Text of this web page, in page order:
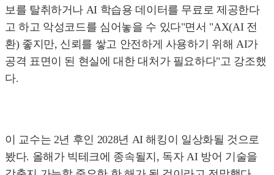
보를 탈취하거나 AI 학습용 데이터를 무료로 제공한다
고 하고 악성코드를 심어놓을 수 있다"면서 "AX(AI 전
환) 좋지만, 신뢰를 쌓고 안전하게 사용하기 위해 AI가
공격 표면이 된 현실에 대한 대처가 필요하다"고 강조했
다.
이 교수는 2년 후인 2028년 AI 해킹이 일상화될 것으로
봤다. 올해가 빅테크에 종속될지, 독자 AI 방어 기술을